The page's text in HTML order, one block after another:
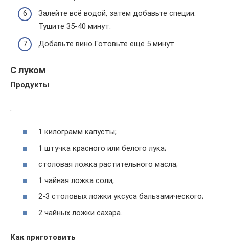
Залейте всё водой, затем добавьте специи.
Тушите 35-40 минут.
Добавьте вино.Готовьте ещё 5 минут.
С луком
Продукты
:
1 килограмм капусты;
1 штучка красного или белого лука;
столовая ложка растительного масла;
1 чайная ложка соли;
2-3 столовых ложки уксуса бальзамического;
2 чайных ложки сахара.
Как приготовить